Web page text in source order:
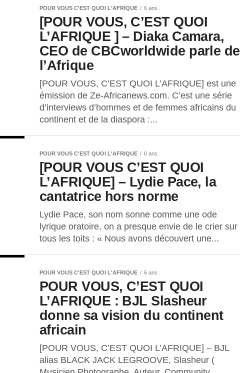
POUR VOUS C'EST QUOI L'AFRIQUE 6 ans .
[POUR VOUS, C’EST QUOI
L’AFRIQUE ] – Diaka Camara,
CEO de CBCworldwide parle de
l’Afrique
[POUR VOUS, C’EST QUOI L’AFRIQUE] est une
émission de Ze-Africanews.com. C’est une série
d’interviews d’hommes et de femmes africains du
continent et de la diaspora :...
POUR VOUS C'EST QUOI L'AFRIQUE 6 ans .
[POUR VOUS C’EST QUOI
L’AFRIQUE] – Lydie Pace, la
cantatrice hors norme
Lydie Pace, son nom sonne comme une ode
lyrique oratoire, on a presque envie de le crier sur
tous les toits : « Nous avons découvert une...
POUR VOUS C'EST QUOI L'AFRIQUE 6 ans .
POUR VOUS, C’EST QUOI
L’AFRIQUE : BJL Slasheur
donne sa vision du continent
africain
[POUR VOUS, C’EST QUOI L’AFRIQUE] – BJL
alias BLACK JACK LEGROOVE, Slasheur (